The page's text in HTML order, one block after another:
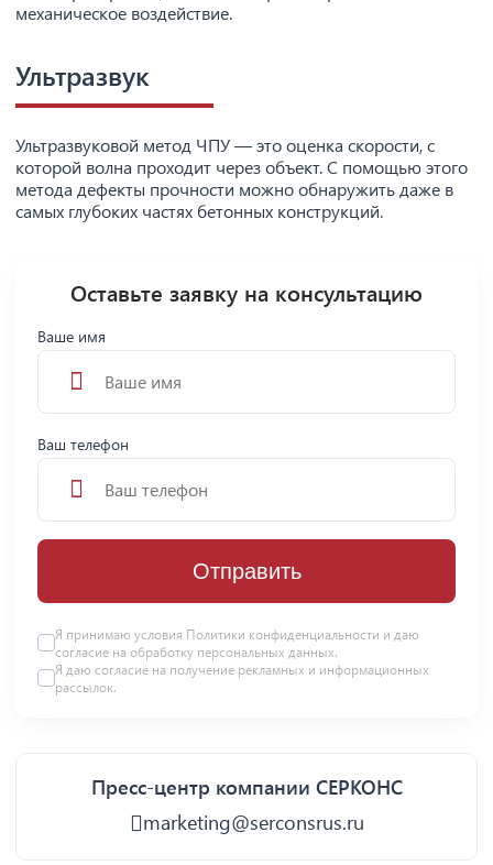
механическое воздействие.
Ультразвук
Ультразвуковой метод ЧПУ — это оценка скорости, с
которой волна проходит через объект. С помощью этого
метода дефекты прочности можно обнаружить даже в
самых глубоких частях бетонных конструкций.
Оставьте заявку на консультацию
Ваше имя
Ваш телефон
Отправить
Я принимаю условия Политики конфиденциальности и даю
согласие на обработку персональных данных.
Я даю согласие на получение рекламных и информационных
рассылок.
Пресс-центр компании СЕРКОНС
marketing@serconsrus.ru